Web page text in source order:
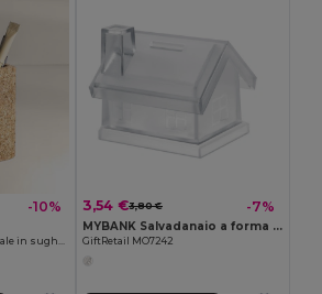
-10%
Portapenne multifunzionale in sughero
3,54 €3,80 € -7%
MYBANK Salvadanaio a forma di casa
GiftRetail MO7242